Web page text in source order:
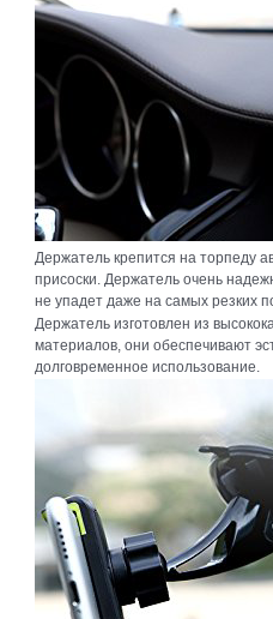
Держатель крепится на торпеду
присоски. Держатель очень
не упадет даже на самых резких
Держатель изготовлен из
материалов, они обеспечивают
долговременное использование.